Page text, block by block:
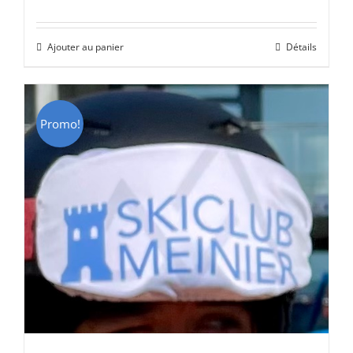
était :
CHF 69.00.CHF 49.00.
Ajouter au panier Détails
Promo!